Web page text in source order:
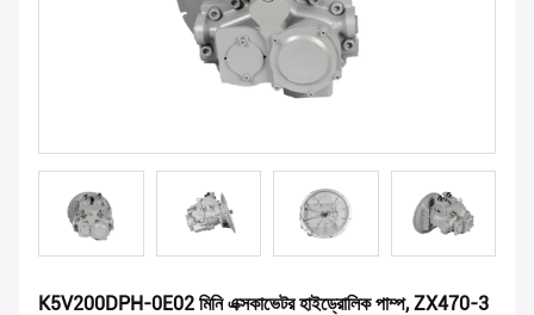
K5V200DPH-0E02 মিনি এক্সকাভেটর হাইড্রোলিক পাম্প, ZX470-3